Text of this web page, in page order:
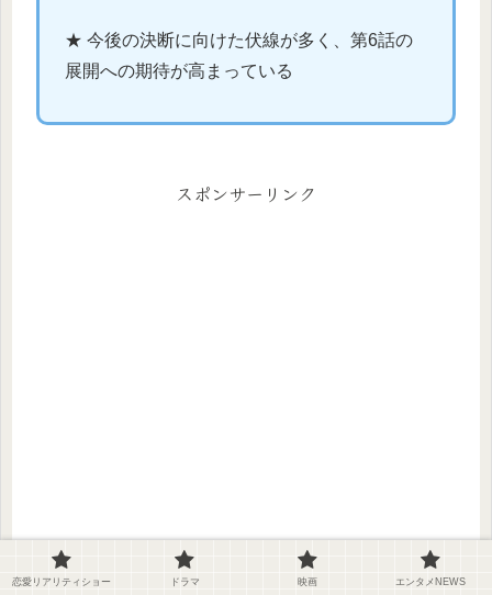
★ 今後の決断に向けた伏線が多く、第6話の
展開への期待が高まっている
スポンサーリンク
恋愛リアリティショー ドラマ 映画 エンタメNEWS